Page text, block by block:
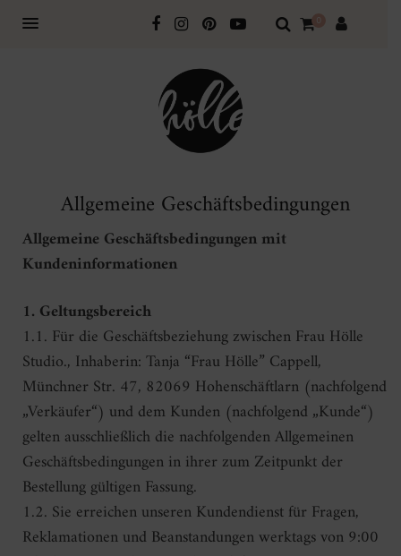
0
Allgemeine Geschäftsbedingungen
Allgemeine Geschäftsbedingungen mit
Kundeninformationen
1. Geltungsbereich
1.1. Für die Geschäftsbeziehung zwischen Frau Hölle
Studio., Inhaberin: Tanja “Frau Hölle” Cappell,
Münchner Str. 47, 82069 Hohenschäftlarn (nachfolgend
„Verkäufer“) und dem Kunden (nachfolgend „Kunde“)
gelten ausschließlich die nachfolgenden Allgemeinen
Geschäftsbedingungen in ihrer zum Zeitpunkt der
Bestellung gültigen Fassung.
1.2. Sie erreichen unseren Kundendienst für Fragen,
Reklamationen und Beanstandungen werktags von 9:00